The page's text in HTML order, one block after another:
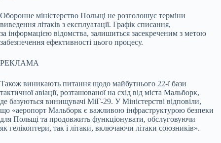
Оборонне міністерство Польщі не розголошує терміни
виведення літаків з експлуатації. Графік списання,
за інформацією відомства, залишиться засекреченим з метою
забезпечення ефективності цього процесу.
РЕКЛАМА
Також виникають питання щодо майбутнього 22-ї бази
тактичної авіації, розташованої на схід від міста Мальборк,
де базуються винищувачі МіГ-29. У Міністерстві відповіли,
що «аеропорт Мальборк є важливою інфраструктурою безпеки
для Польщі та продовжить функціонувати, обслуговуючи
як гелікоптери, так і літаки, включаючи літаки союзників».